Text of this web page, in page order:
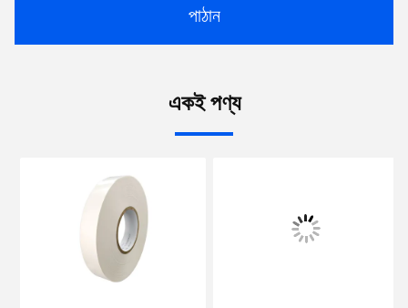
পাঠান
একই পণ্য